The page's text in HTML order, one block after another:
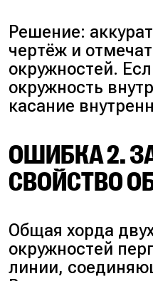
Решение:
чертёж и
окружностей.
окружность
касание
ОШИБКА 2.
СВОЙСТВО
Общая хорда
окружностей
линии,